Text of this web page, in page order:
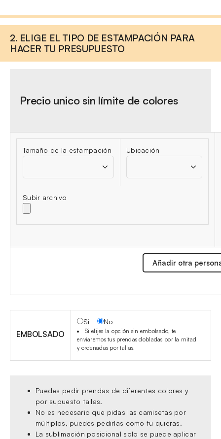
2. ELIGE EL TIPO DE ESTAMPACIÓN PARA
HACER TU PRESUPUESTO
Precio unico sin límite de colores
Tamaño de la estampación Ubicación
Subir archivo
Añadir otra
EMBOLSADO
Si No
Si elijes la opción sin embolsado, te
enviaremos tus prendas dobladas por la mitad
y ordenadas por tallas.
Puedes pedir prendas de diferentes colores y
por supuesto tallas.
No es necesario que pidas las camisetas por
múltiplos, puedes pedirlas como tu quieras.
La sublimación posicional solo se puede aplicar